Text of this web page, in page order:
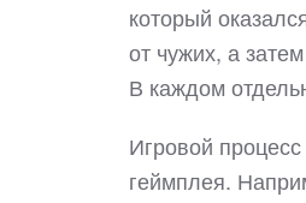
который
от чужих, а
В каждом
Игровой
геймплея.